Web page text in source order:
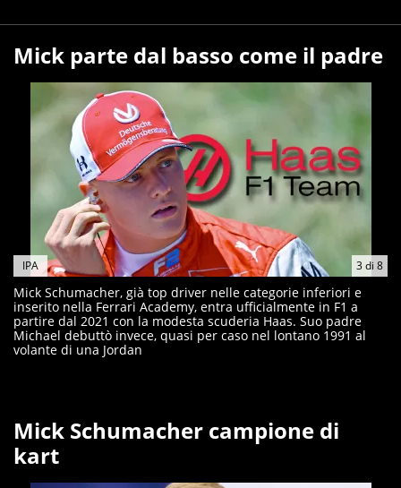
Mick parte dal basso come il padre
3di 8
IPA
Mick Schumacher, già top driver nelle categorie inferiori e
inserito nella Ferrari Academy, entra ufficialmente in F1 a
partire dal 2021 con la modesta scuderia Haas. Suo padre
Michael debuttò invece, quasi per caso nel lontano 1991 al
volante di una Jordan
Mick Schumacher campione di
kart